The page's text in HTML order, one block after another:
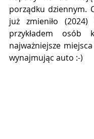
porządku dziennym.
już zmieniło
przykładem osób
najważniejsze
wynajmując auto :-)